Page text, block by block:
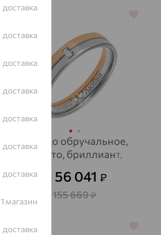
Кольцо обручальное,
золото, бриллиант,
от 56 041 ₽
155 669₽
64%
доставка
доставка
доставка
доставка
доставка
доставка
доставка
1 магазин
доставка